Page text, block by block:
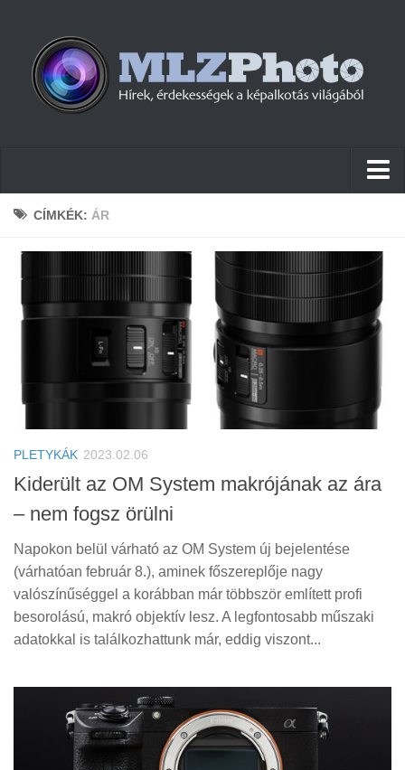
Hírek
Cikkek
Szoftver
Érdekességek
Helyszíni Riport
E-BB
CÍMKÉK: ÁR
PLETYKÁK 2023.02.06
Kiderült az OM System makrójának az ára
– nem fogsz örülni
Napokon belül várható az OM System új bejelentése
(várhatóan február 8.), aminek főszereplője nagy
valószínűséggel a korábban már többször említett profi
besorolású, makró objektív lesz. A legfontosabb műszaki
adatokkal is találkozhattunk már, eddig viszont...